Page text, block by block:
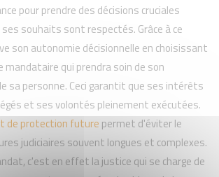
pour prendre des décisions cruciales
souhaits sont respectés. Grâce à ce
son autonomie décisionnelle en choisissant
mandataire qui prendra soin de son
sa personne. Ceci garantit que ses intérêts
et ses volontés pleinement exécutées.
de protection future permet d'éviter le
judiciaires souvent longues et complexes.
c'est en effet la justice qui se charge de